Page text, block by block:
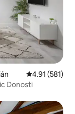
Calificación
4.91 (581)
Donosti